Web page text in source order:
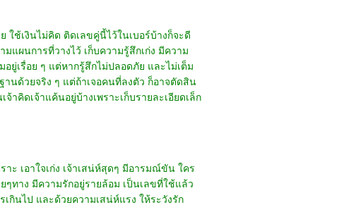
ช้เงินไม่คิด ติดเลขคู่นี้ไว้ในเบอร์บ้างก็จะดี
ผนการที่วางไว้ เก็บความรู้สึกเก่ง มีความ
ยู่เรื่อย ๆ แต่หากรู้สึกไม่ปลอดภัย และไม่เต็ม
านด้วยจริง ๆ แต่ถ้าเจอคนที่ลงตัว ก็อาจตัดสิน
คิดเจ้าแค้นอยู่บ้างเพราะเก็บรายละเอียดเล็ก
ะ เอาใจเก่ง เจ้าเสน่ห์สุดๆ มีอารมณ์ขัน ใคร
ทาง มีความรักอยู่รายล้อม เป็นเลขที่ใช้แล้ว
กินไป และด้วยความเสน่ห์แรง ให้ระวังรัก